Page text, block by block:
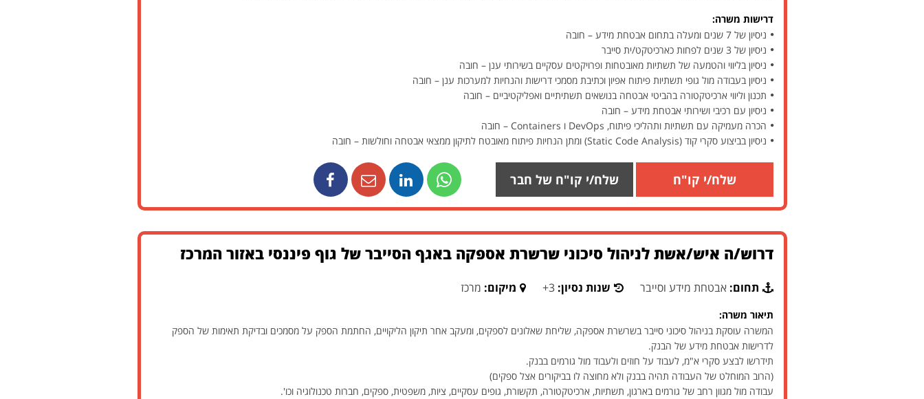
דרישות משרה:
ניסיון של 7 שנים ומעלה בתחום אבטחת מידע – חובה
ניסיון של 3 שנים לפחות כארכיטקט/ית סייבר
ניסיון בליווי והטמעה של תשתיות מאובטחות ופרויקטים עסקיים בשירותי ענן – חובה
ניסיון בעבודה מול גופי תשתיות פיתוח אפיון וכתיבת מסמכי דרישות והנחיות למערכות ענן – חובה
תכנון וליווי ארכיטקטורה בהביטי אבטחה בנושאים תשתיתיים ואפליקטיביים – חובה
ניסיון עם רכיבי ושירותי אבטחת מידע – חובה
הכרה מעמיקה עם תשתיות ותהליכי פיתוח, DevOps ו Containers – חובה
ניסיון בביצוע סקרי קוד (Static Code Analysis) ומתן הנחיות פיתוח מאובטח לתיקון ממצאי אבטחה וחולשות – חובה
שלח/י קו"ח שלח/י קו"ח של חבר
דרוש/ה איש/אשת לניהול סיכוני שרשרת אספקה באגף הסייבר של גוף פיננסי באזור המרכז
תחום:אבטחת מידע וסייבר שנות נסיון:3+ מיקום: מרכז
תיאור משרה:
המשרה עוסקת בניהול סיכוני סייבר בשרשרת אספקה, שליחת שאלונים לספקים, ומעקב אחר תיקון הליקויים, החתמת הספק על מסמכים ובדיקת תאימות של הספק
לדרישות אבטחת מידע של הבנק.
תידרשו לבצע סקרי א"מ, לעבוד על חוזים ולעבוד מול גורמים בבנק.
(הרוב המוחלט של העבודה תהיה בבנק ולא מחוצה לו בביקורים אצל ספקים)
עבודה מול מגוון רחב של גורמים בארגון, תשתיות, ארכיטקטורה, תקשורת, גופים עסקיים, ציות, משפטית, ספקים, חברות טכנולוגיה וכו'.